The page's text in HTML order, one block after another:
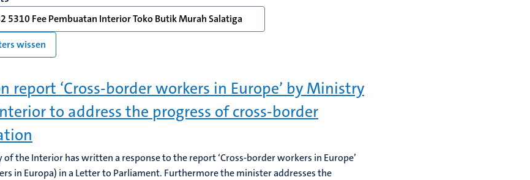
5310 Fee Pembuatan Interior Toko Butik Murah Salatiga
wissen
report ‘Cross-border workers in Europe’ by Ministry
to address the progress of cross-border
of the Interior has written a response to the report ‘Cross-border workers in Europe’
in Europa) in a Letter to Parliament. Furthermore the minister addresses the